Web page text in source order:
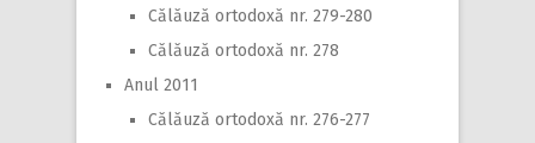
Călăuză ortodoxă nr. 279-280
Călăuză ortodoxă nr. 278
Anul 2011
Călăuză ortodoxă nr. 276-277